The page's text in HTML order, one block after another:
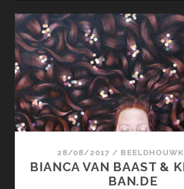
IS
OOK
ERG
28/08/2017 /
BIANCA VAN BAAST &
BAN.DE